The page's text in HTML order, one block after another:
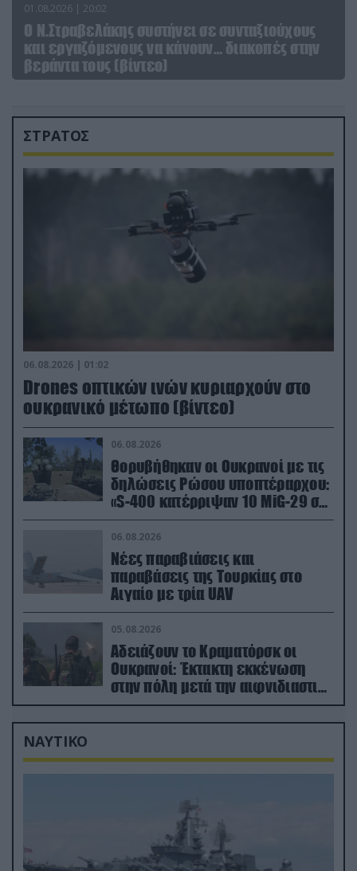
01.08.2026 | 20:02
Ο Ν.Στραβελάκης συστήνει σε συνταξιούχους
και εργαζόμενους να κάνουν… διακοπές στην
βεράντα τους (βίντεο)
ΣΤΡΑΤΟΣ
06.08.2026 | 01:02
Drones οπτικών ινών κυριαρχούν στο
ουκρανικό μέτωπο (βίντεο)
06.08.2026
Θορυβήθηκαν οι Ουκρανοί με τις
δηλώσεις Ρώσου υποπτέραρχου:
«S-400 κατέρριψαν 10 MiG-29 σε
μόλις μια μέρα!»
06.08.2026
Νέες παραβιάσεις και
παραβάσεις της Τουρκίας στο
Αιγαίο με τρία UAV
05.08.2026
Αδειάζουν το Κραματόρσκ οι
Ουκρανοί: Έκτακτη εκκένωση
στην πόλη μετά την αιφνιδιαστική
προώθηση των Ρώσων (βίντεο)
ΝΑΥΤΙΚΟ